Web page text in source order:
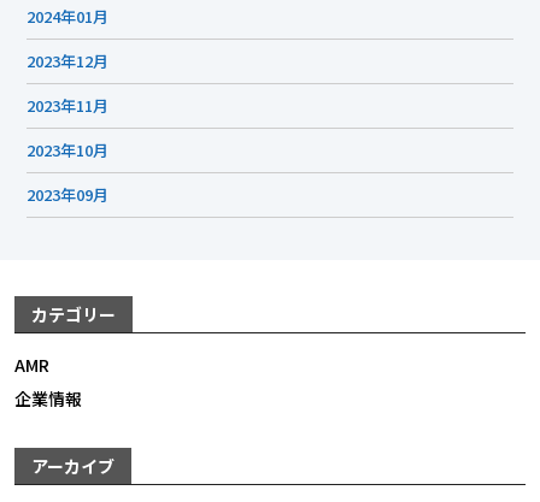
2024年01月
2023年12月
2023年11月
2023年10月
2023年09月
カテゴリー
AMR
企業情報
アーカイブ